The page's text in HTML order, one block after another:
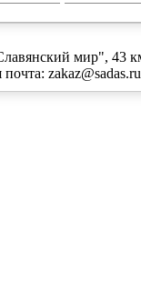
мир",
почта: zakaz@sadas.ru